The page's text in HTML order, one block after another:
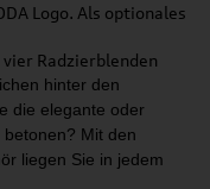
Logo. Als optionales
Radzierblenden
hinter den
die elegante oder
Mit den
liegen Sie in jedem